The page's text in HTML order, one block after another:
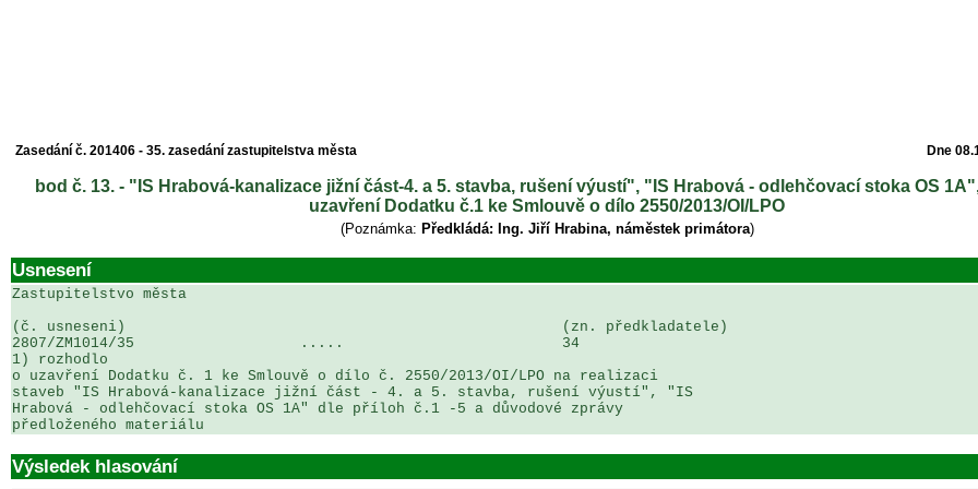
Zasedání č. 201406 - 35. zasedání zastupitelstva města Dne
bod č. 13. - "IS Hrabová-kanalizace jižní část-4. a 5. stavba, rušení výustí", "IS Hrabová - odlehčovací stoka OS
uzavření Dodatku č.1 ke Smlouvě o dílo 2550/2013/OI/LPO
(Poznámka: Předkládá: Ing. Jiří Hrabina, náměstek primátora)
Usnesení
Zastupitelstvo města
(č. usneseni)                                                  (zn. předkladatele)
2807/ZM1014/35                   .....                         34
1) rozhodlo
o uzavření Dodatku č. 1 ke Smlouvě o dílo č. 2550/2013/OI/LPO na realizaci
staveb "IS Hrabová-kanalizace jižní část - 4. a 5. stavba, rušení výustí", "IS
Hrabová - odlehčovací stoka OS 1A" dle příloh č.1 -5 a důvodové zprávy
předloženého materiálu
Výsledek hlasování